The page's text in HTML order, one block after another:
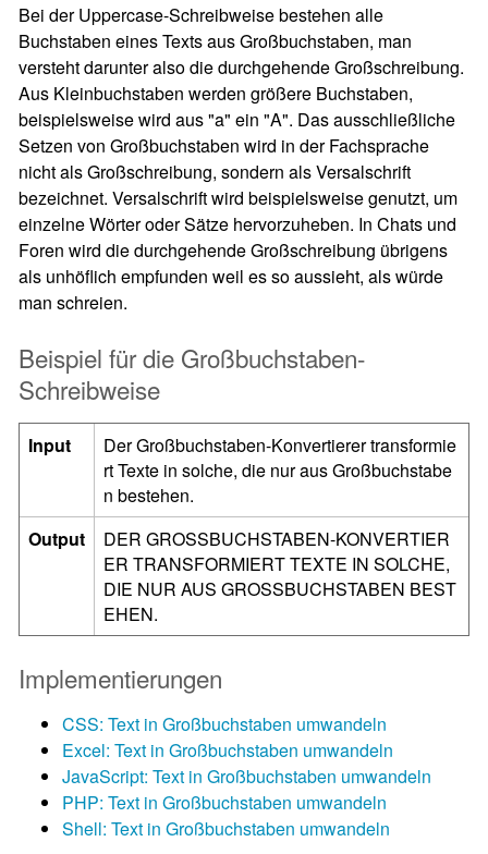
Bei der Uppercase-Schreibweise bestehen alle
Buchstaben eines Texts aus Großbuchstaben, man
versteht darunter also die durchgehende Großschreibung.
Aus Kleinbuchstaben werden größere Buchstaben,
beispielsweise wird aus "a" ein "A". Das ausschließliche
Setzen von Großbuchstaben wird in der Fachsprache
nicht als Großschreibung, sondern als Versalschrift
bezeichnet. Versalschrift wird beispielsweise genutzt, um
einzelne Wörter oder Sätze hervorzuheben. In Chats und
Foren wird die durchgehende Großschreibung übrigens
als unhöflich empfunden weil es so aussieht, als würde
man schreien.
Beispiel für die Großbuchstaben-
Schreibweise
Input
Der Großbuchstaben-Konvertierer transformie
rt Texte in solche, die nur aus Großbuchstabe
n bestehen.
Output
DER GROSSBUCHSTABEN-KONVERTIER
ER TRANSFORMIERT TEXTE IN SOLCHE,
DIE NUR AUS GROSSBUCHSTABEN BEST
EHEN.
Implementierungen
CSS: Text in Großbuchstaben umwandeln
Excel: Text in Großbuchstaben umwandeln
JavaScript: Text in Großbuchstaben umwandeln
PHP: Text in Großbuchstaben umwandeln
Shell: Text in Großbuchstaben umwandeln